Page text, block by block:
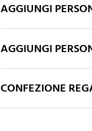
AGGIUNGI
AGGIUNGI
CONFEZIONE